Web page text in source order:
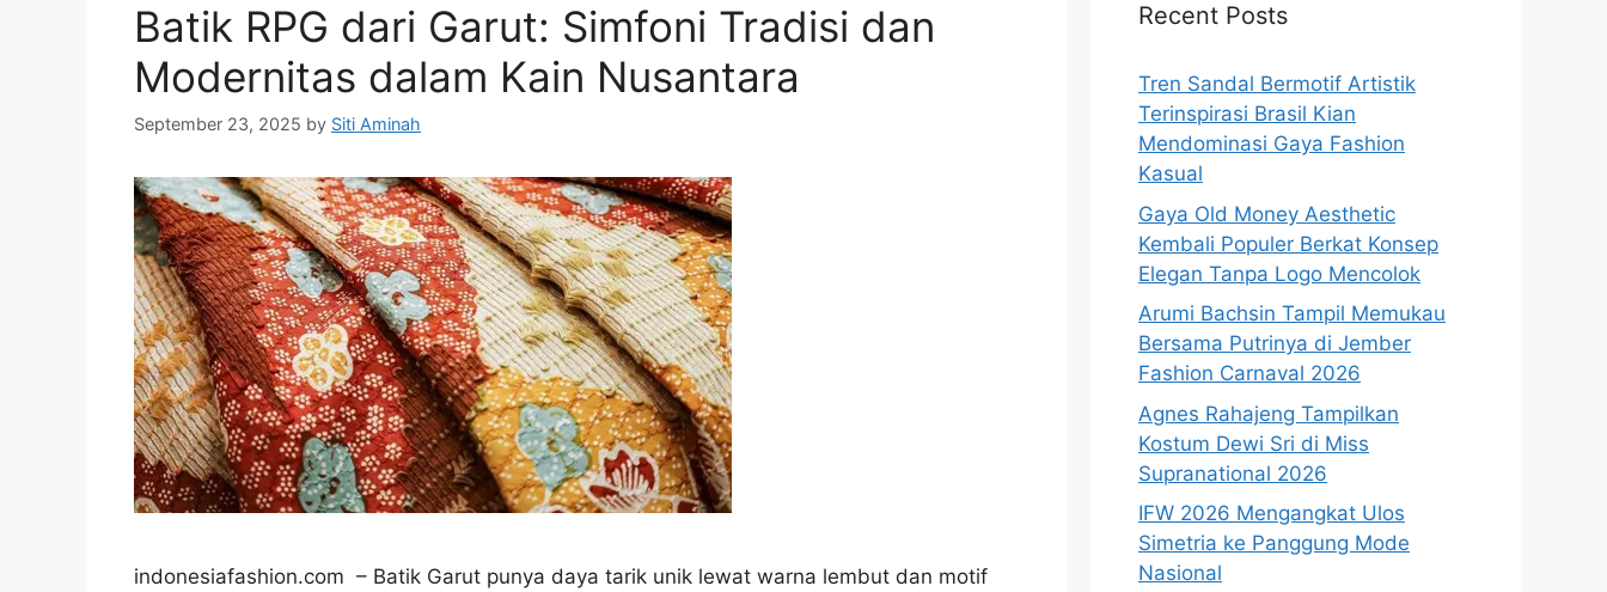
Batik RPG dari Garut: Simfoni Tradisi dan
Modernitas dalam Kain Nusantara
September 23, 2025 by Siti Aminah
indonesiafashion.com – Batik Garut punya daya tarik unik lewat warna lembut dan motif
Recent Posts
Tren Sandal Bermotif Artistik
Terinspirasi Brasil Kian
Mendominasi Gaya Fashion
Kasual
Gaya Old Money Aesthetic
Kembali Populer Berkat Konsep
Elegan Tanpa Logo Mencolok
Arumi Bachsin Tampil Memukau
Bersama Putrinya di Jember
Fashion Carnaval 2026
Agnes Rahajeng Tampilkan
Kostum Dewi Sri di Miss
Supranational 2026
IFW 2026 Mengangkat Ulos
Simetria ke Panggung Mode
Nasional